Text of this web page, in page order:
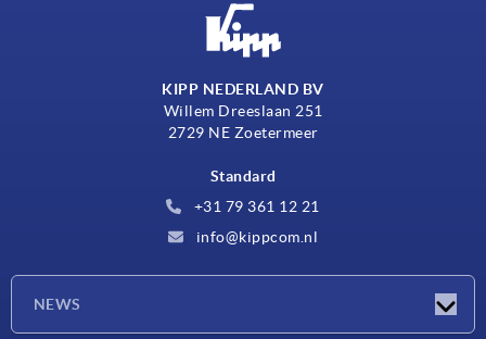
KIPP NEDERLAND BV
Willem Dreeslaan 251
2729 NE Zoetermeer
Standard
+31 79 361 12 21
info@kippcom.nl
NEWS